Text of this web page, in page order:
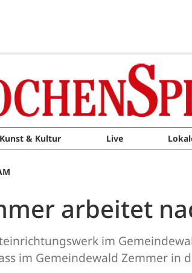
Kunst & Kultur Live
arbeitet
im
im Gemeindewald Zemmer in